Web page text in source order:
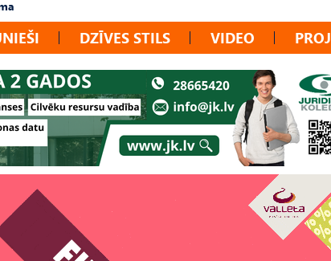
DZĪVES STILS VIDEO